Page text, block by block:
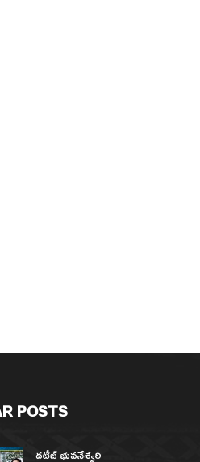
POSTS
దటీజ్ భువనేశ్వరి